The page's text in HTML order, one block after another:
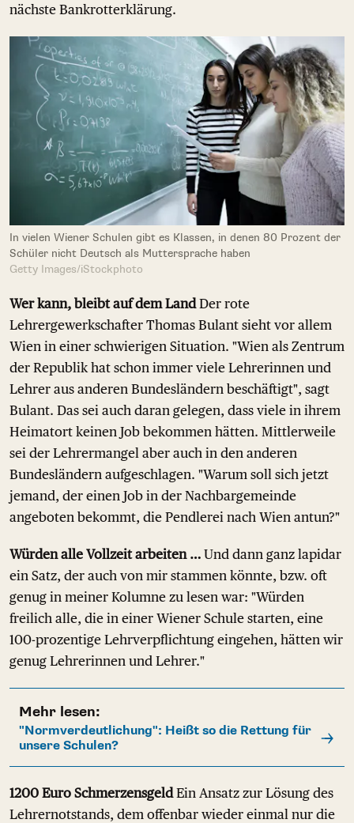
nächste Bankrotterklärung.
In vielen Wiener Schulen gibt es Klassen, in denen 80 Prozent der
Schüler nicht Deutsch als Muttersprache haben
Getty Images/iStockphoto
Wer kann, bleibt auf dem Land Der rote
Lehrergewerkschafter Thomas Bulant sieht vor allem
Wien in einer schwierigen Situation. "Wien als Zentrum
der Republik hat schon immer viele Lehrerinnen und
Lehrer aus anderen Bundesländern beschäftigt", sagt
Bulant. Das sei auch daran gelegen, dass viele in ihrem
Heimatort keinen Job bekommen hätten. Mittlerweile
sei der Lehrermangel aber auch in den anderen
Bundesländern aufgeschlagen. "Warum soll sich jetzt
jemand, der einen Job in der Nachbargemeinde
angeboten bekommt, die Pendlerei nach Wien antun?"
Würden alle Vollzeit arbeiten … Und dann ganz lapidar
ein Satz, der auch von mir stammen könnte, bzw. oft
genug in meiner Kolumne zu lesen war: "Würden
freilich alle, die in einer Wiener Schule starten, eine
100-prozentige Lehrverpflichtung eingehen, hätten wir
genug Lehrerinnen und Lehrer."
Mehr lesen:
"Normverdeutlichung": Heißt so die Rettung für
unsere Schulen?
1200 Euro Schmerzensgeld Ein Ansatz zur Lösung des
Lehrernotstands, dem offenbar wieder einmal nur die